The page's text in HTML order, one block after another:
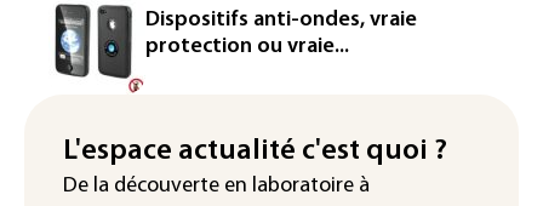
Le magazine VSD racheté par
l'entrepreneur Vianney d'Alançon
La production française de maïs
"Retour en force" progressif de la
chaleur dans les prochains jours en
Dispositifs anti-ondes, vraie
protection ou vraie...
L'espace actualité c'est quoi ?
De la découverte en laboratoire à